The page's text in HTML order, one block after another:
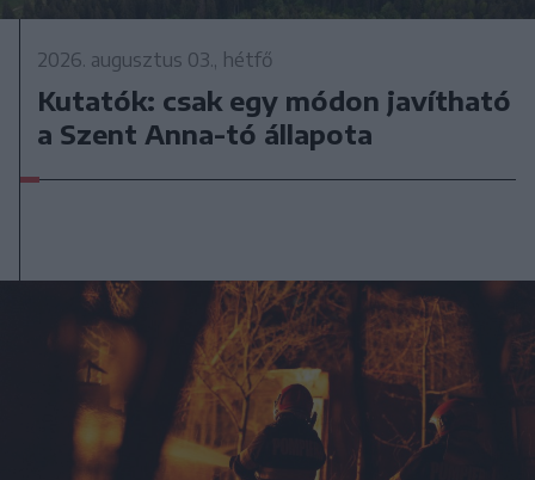
2026. augusztus 03., hétfő
Kutatók: csak egy módon javítható
a Szent Anna-tó állapota